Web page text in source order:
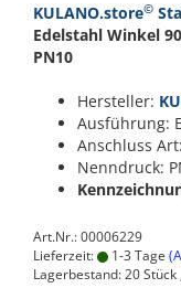
KULANO.store©
Edelstahl Winkel
PN10
Hersteller:
Ausführung:
Anschluss
Nenndruck:
Art.Nr.: 00006229
Lieferzeit:
1-3 Tage
Lagerbestand: 20